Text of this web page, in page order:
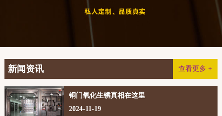
查看更多 +
新闻资讯
铜门氧化生锈真相在这里
2024-11-19